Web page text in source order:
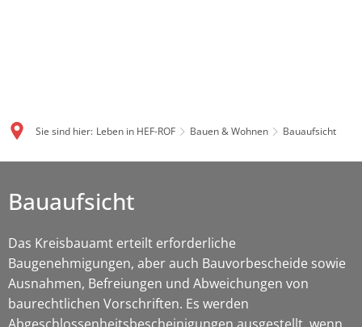
Sie sind hier: Leben in HEF-ROF Bauen & Wohnen Bauaufsicht
Bauaufsicht
Das Kreisbauamt erteilt erforderliche
Baugenehmigungen, aber auch Bauvorbescheide sowie
Ausnahmen, Befreiungen und Abweichungen von
baurechtlichen Vorschriften. Es werden